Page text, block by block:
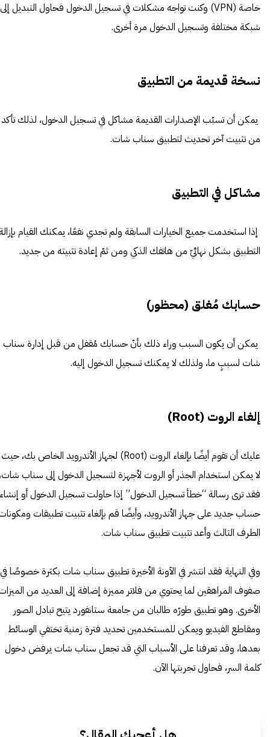
خاصة (VPN) وكنت تواجه مشكلات في تسجيل الدخول فحاول التبديل إلى
شبكة مختلفة وتسجيل الدخول مرة أخرى.
نسخة قديمة من التطبيق
يمكن أن تسبّب الإصدارات القديمة مشاكل في تسجيل الدخول، لذلك تأكد
من تثبيت آخر تحديث لتطبيق سناب شات.
مشاكل في التطبيق
إذا استخدمت جميع الخيارات السابقة ولم تجدي نفعًا، يمكنك القيام
التطبيق بشكل نهائيّ من هاتفك الذكي ومن ثمّ إعادة تثبيته من جديد.
حسابك مُغلق (محظور)
يمكن أن يكون السبب وراء ذلك بأنّ حسابك مُقفل من قبل إدارة سناب
شات لسببٍ ما، ولذلك لا يمكنك تسجيل الدخول إليه.
إلغاء الروت (Root)
عليك أن تقوم أيضًا بإلغاء الروت (Root) لجهاز الأندرويد الخاص بك، حيث
لا يمكن استخدام الجذر أو الروت لأجهزة لتسجيل الدخول إلى سناب
فقد ترى رسالة “خطأ تسجيل الدخول” إذا حاولت تسجيل الدخول أو إنشاء
حساب جديد على جهاز الأندرويد، وأيضًا قم بإلغاء تثبيت تطبيقات
الطرف الثالث وأعد تثبيت تطبيق سناب شات.
وفي النهاية فقد انتشر في الآونة الأخيرة تطبيق سناب شات بكثرة خصوصًا في
صفوف المراهقين لما يحتوي من فلاتر مميزة إضافة إلى العديد من
الأخرى. وهو تطبيق طورّه طالبان من جامعة ستانفورد يتيح تبادل الصور
ومقاطع الفيديو ويمكن للمستخدمين تحديد فترة زمنية تختفي الوسائط
بعدها، وقد تعرفنا على الأسباب التي قد تجعل سناب شات يرفض دخول
كلمة السر، فحاول تجربتها الآن.